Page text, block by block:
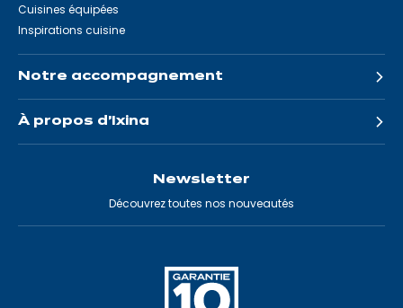
Cuisines équipées
Inspirations cuisine
Notre accompagnement
À propos d'Ixina
Newsletter
Découvrez toutes nos nouveautés